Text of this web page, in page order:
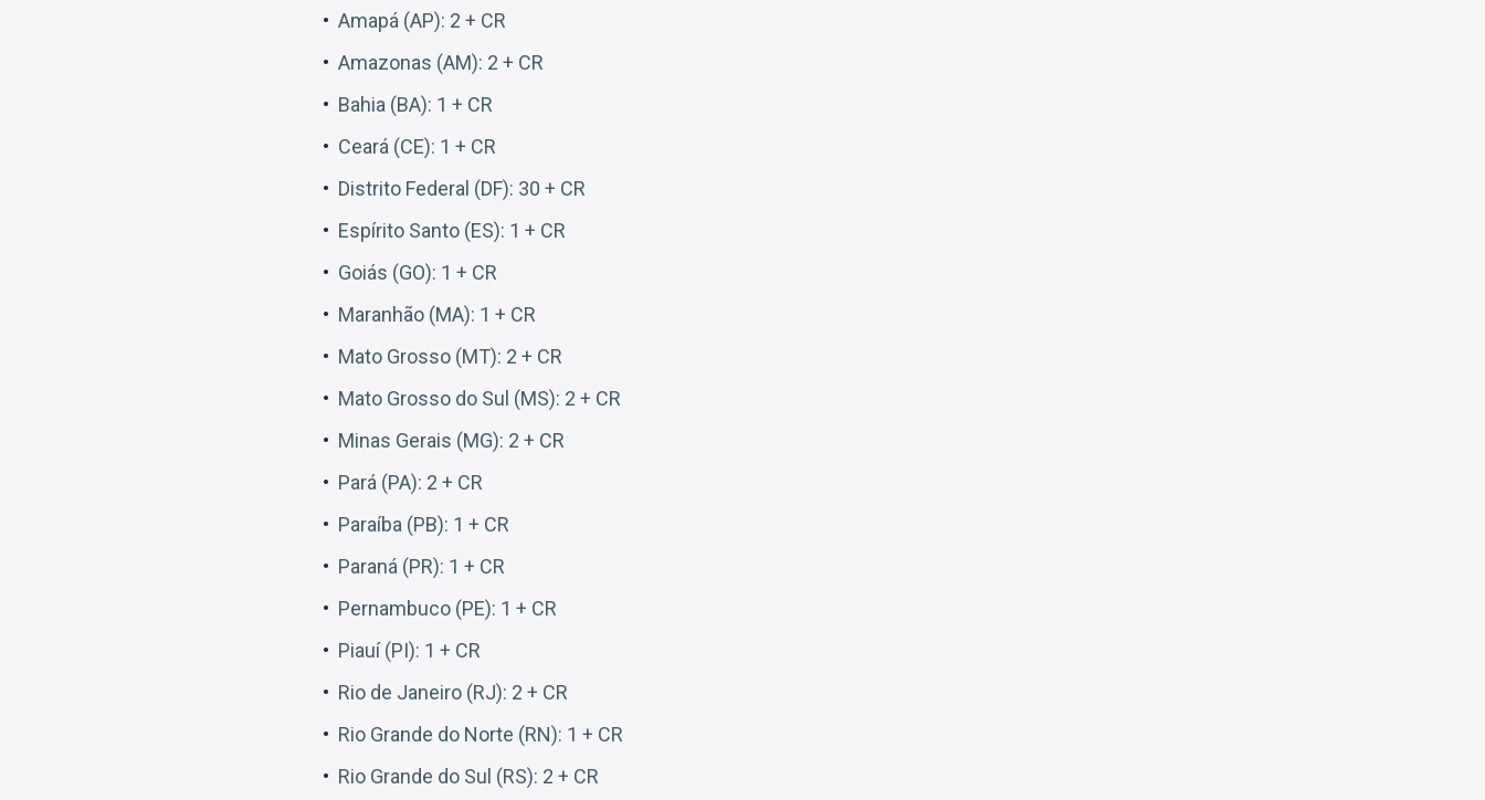
Amapá (AP): 2 + CR
Amazonas (AM): 2 + CR
Bahia (BA): 1 + CR
Ceará (CE): 1 + CR
Distrito Federal (DF): 30 + CR
Espírito Santo (ES): 1 + CR
Goiás (GO): 1 + CR
Maranhão (MA): 1 + CR
Mato Grosso (MT): 2 + CR
Mato Grosso do Sul (MS): 2 + CR
Minas Gerais (MG): 2 + CR
Pará (PA): 2 + CR
Paraíba (PB): 1 + CR
Paraná (PR): 1 + CR
Pernambuco (PE): 1 + CR
Piauí (PI): 1 + CR
Rio de Janeiro (RJ): 2 + CR
Rio Grande do Norte (RN): 1 + CR
Rio Grande do Sul (RS): 2 + CR